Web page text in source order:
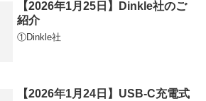
【2026年1月25日】Dinkle社のご
紹介
①Dinkle社
【2026年1月24日】USB-C充電式